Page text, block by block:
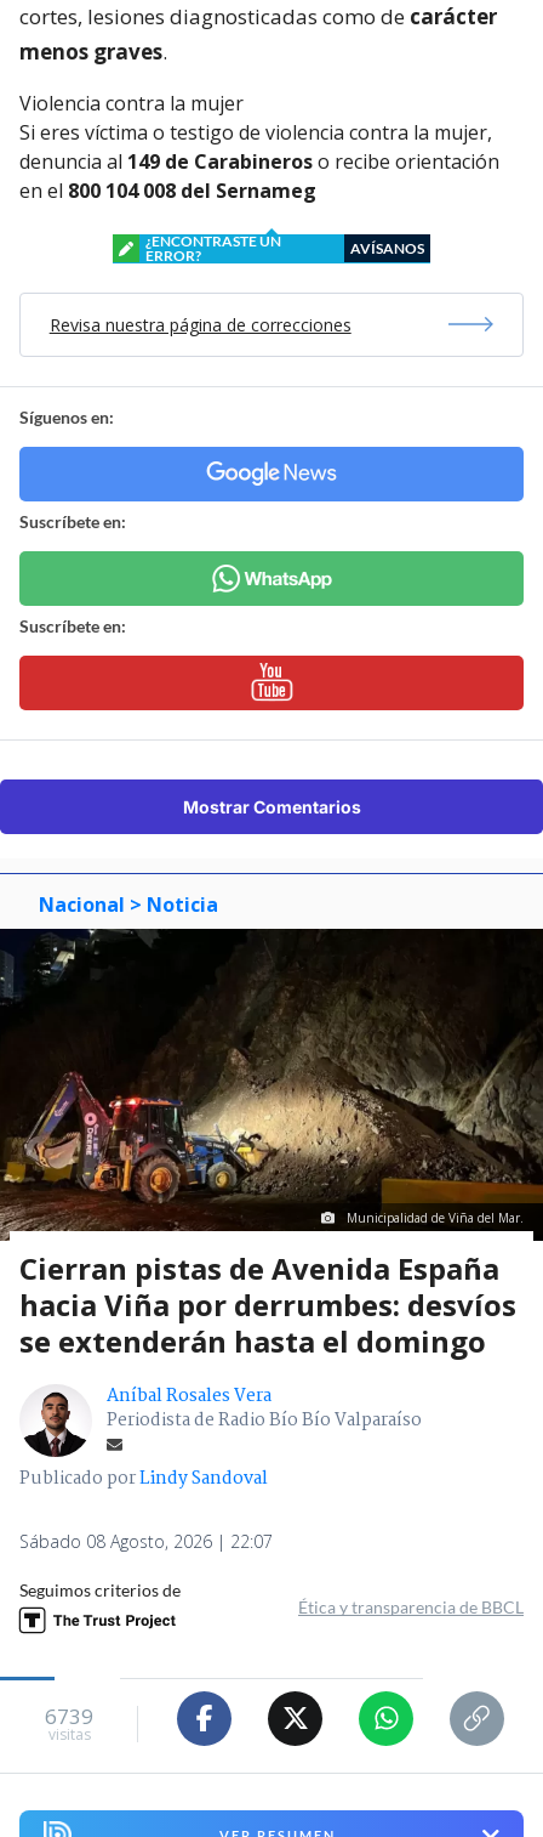
cortes, lesiones diagnosticadas como de carácter
menos graves.
Violencia contra la mujer
Si eres víctima o testigo de violencia contra la mujer,
denuncia al 149 de Carabineroso recibe orientación
en el 800 104 008 del Sernameg
¿ENCONTRASTE UN
ERROR?
AVÍSANOS
Revisa nuestra página de correcciones
Síguenos en:
Suscríbete en:
Suscríbete en:
Mostrar Comentarios
Nacional > Noticia
Municipalidad de Viña del Mar.
Cierran pistas de Avenida España
hacia Viña por derrumbes: desvíos
se extenderán hasta el domingo
Aníbal Rosales Vera
Periodista de Radio Bío Bío Valparaíso
Publicado porLindy Sandoval
Sábado 08 Agosto, 2026 | 22:07
Seguimos criterios de
Ética y transparencia de BBCL
6739
visitas